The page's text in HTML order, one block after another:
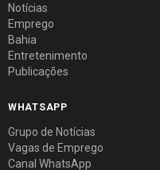
Notícias
Emprego
Bahia
Entretenimento
Publicações
WHATSAPP
Grupo de Notícias
Vagas de Emprego
Canal WhatsApp